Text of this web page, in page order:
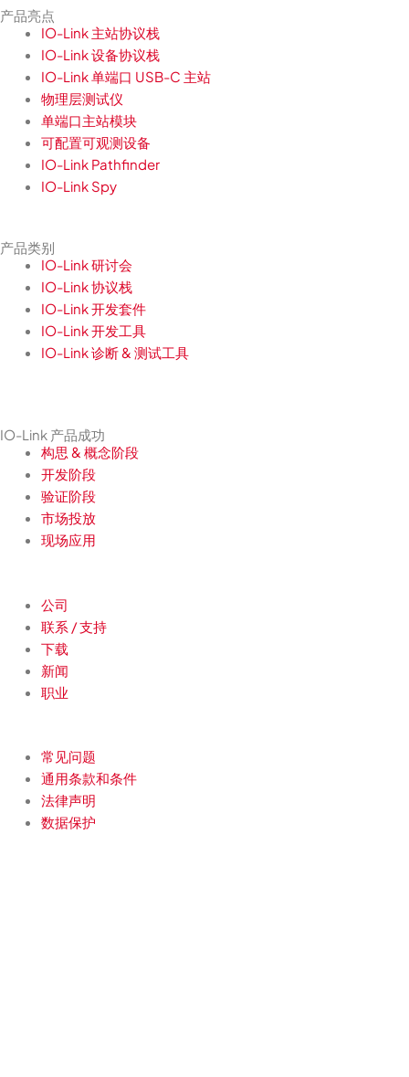
产品亮点
IO-Link 主站协议栈
IO-Link 设备协议栈
IO-Link 单端口 USB-C 主站
物理层测试仪
单端口主站模块
可配置可观测设备
IO-Link Pathfinder
IO-Link Spy
产品类别
IO-Link 研讨会
IO-Link 协议栈
IO-Link 开发套件
IO-Link 开发工具
IO-Link 诊断 & 测试工具
IO-Link 产品成功
构思 & 概念阶段
开发阶段
验证阶段
市场投放
现场应用
公司
联系 / 支持
下载
新闻
职业
常见问题
通用条款和条件
法律声明
数据保护